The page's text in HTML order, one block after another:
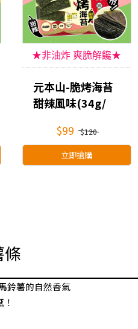
★非油炸 爽脆解饞★
元本山-脆烤海苔
甜辣風味(34g/
$99 $120
立即搶購
鈴薯的自然香氣